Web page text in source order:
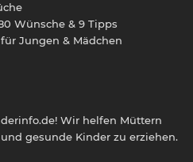
Wünsche & 9 Tipps
Jungen & Mädchen
Wir helfen Müttern
gesunde Kinder zu erziehen.